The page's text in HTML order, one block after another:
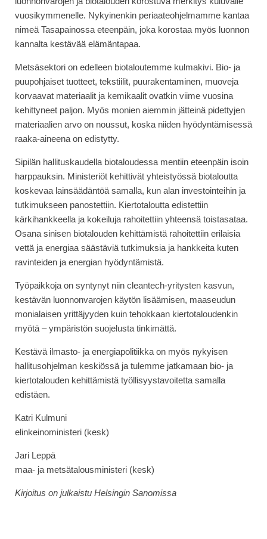
vuosikymmenelle. Nykyinenkin periaateohjelmamme kantaa
nimeä Tasapainossa eteenpäin, joka korostaa myös luonnon
kannalta kestävää elämäntapaa.
Metsäsektori on edelleen biotaloutemme kulmakivi. Bio- ja
puupohjaiset tuotteet, tekstiilit, puurakentaminen, muoveja
korvaavat materiaalit ja kemikaalit ovatkin viime vuosina
kehittyneet paljon. Myös monien aiemmin jätteinä pidettyjen
materiaalien arvo on noussut, koska niiden hyödyntämisessä
raaka-aineena on edistytty.
Sipilän hallituskaudella biotaloudessa mentiin eteenpäin isoin
harppauksin. Ministeriöt kehittivät yhteistyössä biotaloutta
koskevaa lainsäädäntöä samalla, kun alan investointeihin ja
tutkimukseen panostettiin. Kiertotaloutta edistettiin
kärkihankkeella ja kokeiluja rahoitettiin yhteensä toistasataa.
Osana sinisen biotalouden kehittämistä rahoitettiin erilaisia
vettä ja energiaa säästäviä tutkimuksia ja hankkeita kuten
ravinteiden ja energian hyödyntämistä.
Työpaikkoja on syntynyt niin cleantech-yritysten kasvun,
kestävän luonnonvarojen käytön lisäämisen, maaseudun
monialaisen yrittäjyyden kuin tehokkaan kiertotaloudenkin
myötä – ympäristön suojelusta tinkimättä.
Kestävä ilmasto- ja energiapolitiikka on myös nykyisen
hallitusohjelman keskiössä ja tulemme jatkamaan bio- ja
kiertotalouden kehittämistä työllisyystavoitetta samalla
edistäen.
Katri Kulmuni
elinkeinoministeri (kesk)
Jari Leppä
maa- ja metsätalousministeri (kesk)
Kirjoitus on julkaistu Helsingin Sanomissa